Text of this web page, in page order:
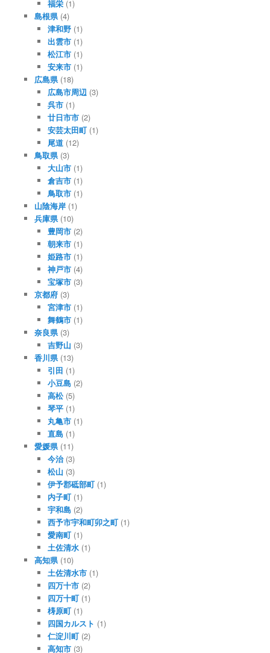
福栄 (1)
島根県(4)
津和野 (1)
出雲市 (1)
松江市 (1)
安来市 (1)
広島県(18)
広島市周辺 (3)
呉市 (1)
廿日市市 (2)
安芸太田町 (1)
尾道 (12)
鳥取県(3)
大山市 (1)
倉吉市 (1)
鳥取市 (1)
山陰海岸(1)
兵庫県(10)
豊岡市 (2)
朝来市 (1)
姫路市 (1)
神戸市 (4)
宝塚市 (3)
京都府(3)
宮津市 (1)
舞鶴市 (1)
奈良県(3)
吉野山 (3)
香川県(13)
引田 (1)
小豆島 (2)
高松(5)
琴平 (1)
丸亀市 (1)
直島 (1)
愛媛県(11)
今治(3)
松山 (3)
伊予郡砥部町 (1)
内子町 (1)
宇和島 (2)
西予市宇和町卯之町 (1)
愛南町 (1)
土佐清水 (1)
高知県(10)
土佐清水市 (1)
四万十市 (2)
四万十町 (1)
梼原町 (1)
四国カルスト (1)
仁淀川町 (2)
高知市 (3)